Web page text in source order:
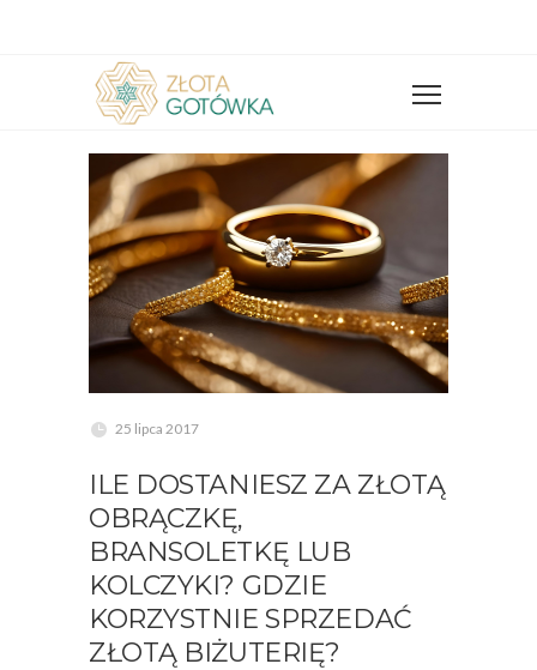
25 lipca 2017
ILE DOSTANIESZ ZA ZŁOTĄ
OBRĄCZKĘ,
BRANSOLETKĘ LUB
KOLCZYKI? GDZIE
KORZYSTNIE SPRZEDAĆ
ZŁOTĄ BIŻUTERIĘ?